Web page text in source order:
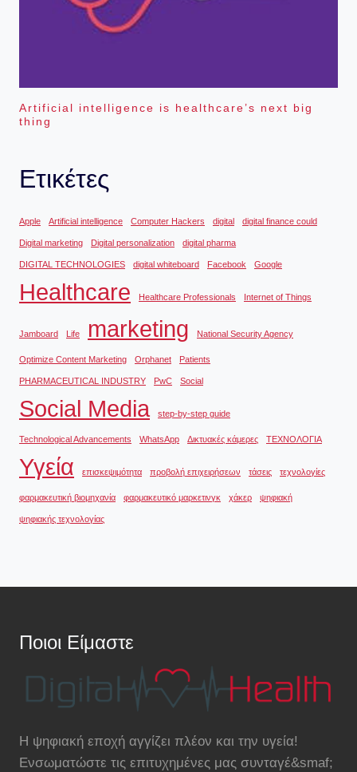
Artificial intelligence is healthcare’s next big
thing
Ετικέτες
Apple Artificial intelligence Computer Hackers digital digital finance could
Digital marketing Digital personalization digital pharma
DIGITAL TECHNOLOGIES digital whiteboard Facebook Google
Healthcare Healthcare Professionals Internet of Things
Jamboard Life marketing National Security Agency
Optimize Content Marketing Orphanet Patients
PHARMACEUTICAL INDUSTRY PwC Social
Social Media step-by-step guide
Technological Advancements WhatsApp Δικτυακές κάμερες ΤΕΧΝΟΛΟΓΙΑ
Υγεία επισκεψιμότητα προβολή επιχειρήσεων τάσεις τεχνολογίες
φαρμακευτική βιομηχανία φαρμακευτικό μαρκετινγκ χάκερ ψηφιακή
ψηφιακής τεχνολογίας
Ποιοι Είμαστε
Η ψηφιακή εποχή αγγίζει πλέον και την υγεία!
Ενσωματώστε τις επιτυχημένες μας συνταγέ&smaf;